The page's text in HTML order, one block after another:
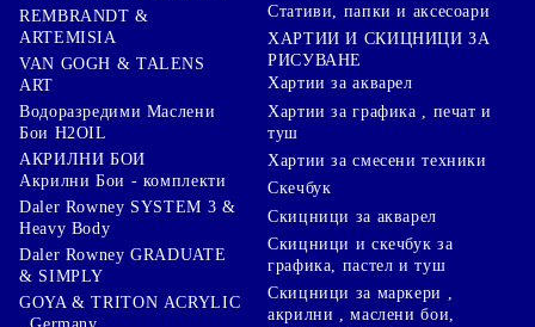
REMBRANDT &
ARTEMISIA
VAN GOGH & TALENS
ART
Водоразредими Маслени
Бои H2OIL
АКРИЛНИ БОИ
Акрилни Бои - комплекти
Daler Rowney SYSTEM 3 &
Heavy Body
Daler Rowney GRADUATE
& SIMPLY
GOYA & TRITON АCRYLIC
Стативи, папки и аксесоари
ХАРТИИ И СКИЦНИЦИ ЗА
РИСУВАНЕ
Хартии за акварел
Хартии за графика , печат и
туш
Хартии за смесени техники
Скечбук
Скицници за акварел
Скицници и скечбук за
графика, пастел и туш
Скицници за маркери ,
акрилни , маслени бои,